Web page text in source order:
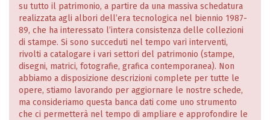
su tutto il patrimonio, a partire da una massiva schedatura
realizzata agli albori dell’era tecnologica nel biennio 1987-
89, che ha interessato l’intera consistenza delle collezioni
di stampe. Si sono succeduti nel tempo vari interventi,
rivolti a catalogare i vari settori del patrimonio (stampe,
disegni, matrici, fotografie, grafica contemporanea). Non
abbiamo a disposizione descrizioni complete per tutte le
opere, stiamo lavorando per aggiornare le nostre schede,
ma consideriamo questa banca dati come uno strumento
che ci permetterà nel tempo di ampliare e approfondire le